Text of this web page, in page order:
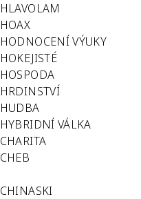
HLAVOLAM
HOAX
HODNOCENÍ VÝUKY
HOKEJISTÉ
HOSPODA
HRDINSTVÍ
HUDBA
HYBRIDNÍ VÁLKA
CHARITA
CHEB
CHINASKI